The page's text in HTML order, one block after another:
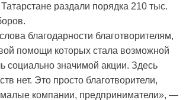
раздали порядка 210 тыс.
благодарности благотворителям,
помощи которых стала возможной
социально значимой акции. Здесь
нет. Это просто благотворители,
компании, предприниматели», —